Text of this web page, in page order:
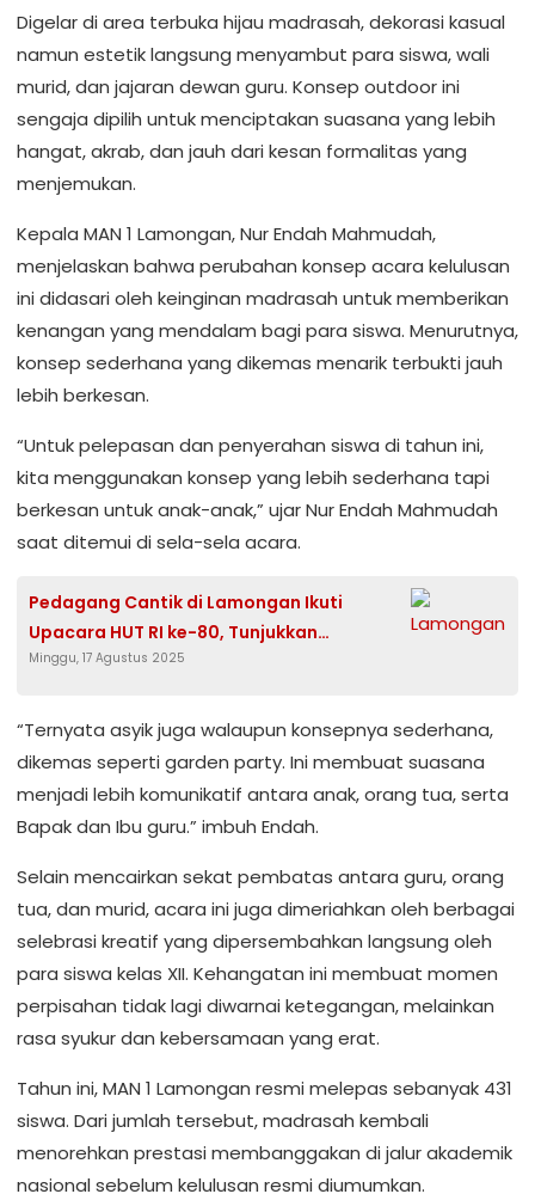
Digelar di area terbuka hijau madrasah, dekorasi kasual
namun estetik langsung menyambut para siswa, wali
murid, dan jajaran dewan guru. Konsep outdoor ini
sengaja dipilih untuk menciptakan suasana yang lebih
hangat, akrab, dan jauh dari kesan formalitas yang
menjemukan.
Kepala MAN 1 Lamongan, Nur Endah Mahmudah,
menjelaskan bahwa perubahan konsep acara kelulusan
ini didasari oleh keinginan madrasah untuk memberikan
kenangan yang mendalam bagi para siswa. Menurutnya,
konsep sederhana yang dikemas menarik terbukti jauh
lebih berkesan.
“Untuk pelepasan dan penyerahan siswa di tahun ini,
kita menggunakan konsep yang lebih sederhana tapi
berkesan untuk anak-anak,” ujar Nur Endah Mahmudah
saat ditemui di sela-sela acara.
Pedagang Cantik di Lamongan Ikuti
Upacara HUT RI ke-80, Tunjukkan
Nasionalisme di Tengah Aktivitas
Minggu, 17 Agustus 2025
“Ternyata asyik juga walaupun konsepnya sederhana,
dikemas seperti garden party. Ini membuat suasana
menjadi lebih komunikatif antara anak, orang tua, serta
Bapak dan Ibu guru.” imbuh Endah.
Selain mencairkan sekat pembatas antara guru, orang
tua, dan murid, acara ini juga dimeriahkan oleh berbagai
selebrasi kreatif yang dipersembahkan langsung oleh
para siswa kelas XII. Kehangatan ini membuat momen
perpisahan tidak lagi diwarnai ketegangan, melainkan
rasa syukur dan kebersamaan yang erat.
Tahun ini, MAN 1 Lamongan resmi melepas sebanyak 431
siswa. Dari jumlah tersebut, madrasah kembali
menorehkan prestasi membanggakan di jalur akademik
nasional sebelum kelulusan resmi diumumkan.